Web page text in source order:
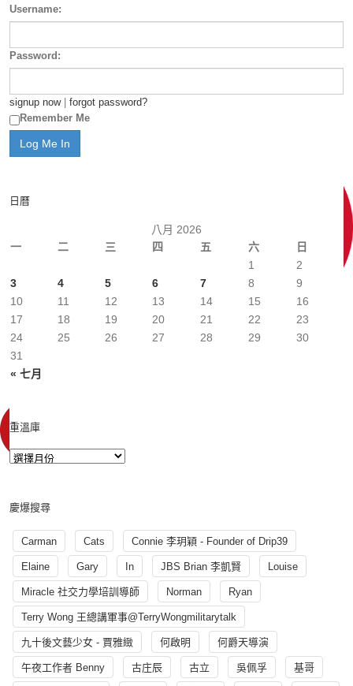
Username:
Password:
signup now| forgot password?
Remember Me
日曆
八月 2026
一
二 三 四 五 六 日
« 七月
1
2
3
4 5 6 7 8
9
10
11 12 13 14 15
16
17
18 19 20 21 22
23
24
25 26 27 28 29
30
31
重溫庫
慶爆搜尋
Carman Cats Connie 李玥穎 - Founder of Drip39
Elaine Gary In JBS Brian 李凱賢 Louise
Miracle 社交力學培訓導師 Norman Ryan
Terry Wong 王總講軍事@TerryWongmilitarytalk
九十後文藝少女 - 賈雅緻 何啟明 何爵天導演
午夜工作者 Benny 古庄辰 古立 吳佩孚 基哥